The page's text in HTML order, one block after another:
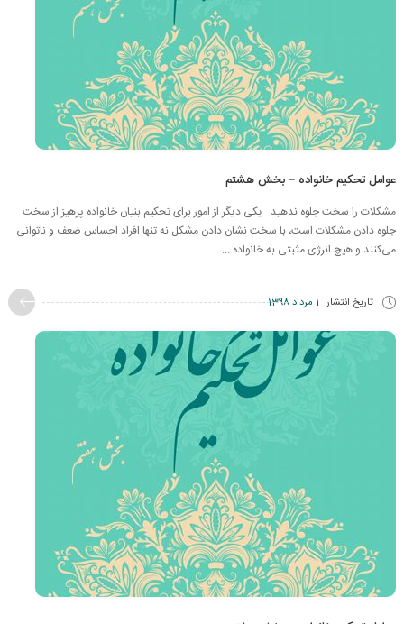
عوامل تحکیم خانواده – بخش هشتم
مشکلات را سخت جلوه ندهید یکی دیگر از امور برای تحکیم بنیان خانواده پرهیز از سخت
جلوه دادن مشکلات است، با سخت نشان دادن مشکل نه تنها افراد احساس ضعف و ناتوانی
می‌کنند و هیچ انرژی مثبتی به خانواده ...
تاریخ انتشار 1 مرداد 1398